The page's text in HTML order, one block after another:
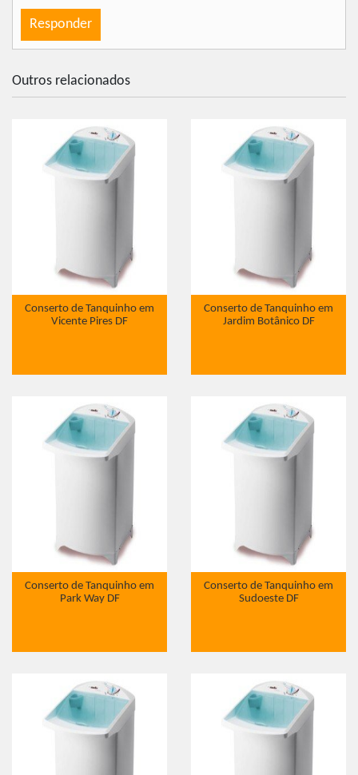
Responder
Outros relacionados
Conserto de Tanquinho em
Vicente Pires DF
Conserto de Tanquinho em
Jardim Botânico DF
Conserto de Tanquinho em
Park Way DF
Conserto de Tanquinho em
Sudoeste DF